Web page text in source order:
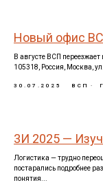
Новый офис
В августе ВСП переезжает
105318, Россия, Москва,
30.07.2025 ВСП
3И 2025 —
Логистика — трудно
постарались подробнее
понятия...